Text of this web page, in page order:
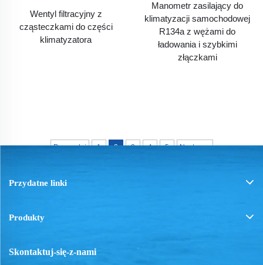
Wentyl filtracyjny z
cząsteczkami do części
klimatyzatora
Manometr zasilający do
klimatyzacji samochodowej
R134a z wężami do
ładowania i szybkimi
złączkami
Poprzedni 1 2 3 4 5 Następny
Przydatne linki
Produkty
Skontaktuj-się-z-nami